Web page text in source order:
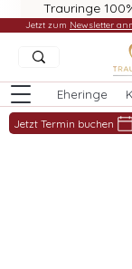
Trauringe
Eheringe
Jetzt Termin buchen
Jetzt zum Newsletter